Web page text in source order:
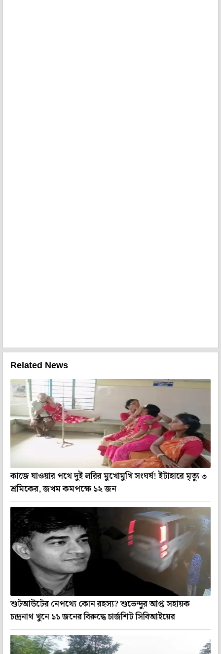
Related News
কাজে যাওয়ার পথে দুই লরির মুখোমুখি সংঘর্ষ! ইটাহারে মৃত্যু ৩
শ্রমিকের, জখম কমপক্ষে ১২ জন
শুটআউটের নেপথ্যে কোন রহস্য? শুভেন্দুর আপ্ত সহায়ক
চন্দ্রনাথ খুনে ১১ জনের বিরুদ্ধে চার্জশিট সিবিআইয়ের